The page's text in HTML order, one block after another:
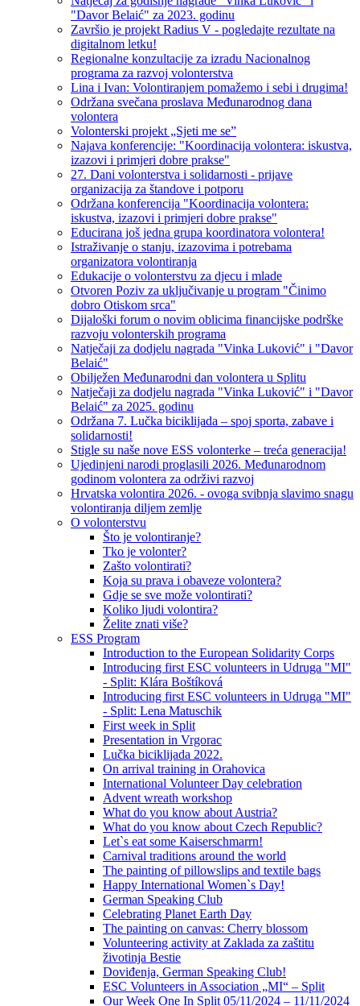
"Davor Belaić" za 2023. godinu
Završio je projekt Radius V - pogledajte rezultate na
digitalnom letku!
Regionalne konzultacije za izradu Nacionalnog
programa za razvoj volonterstva
Lina i Ivan: Volontiranjem pomažemo i sebi i drugima!
Održana svečana proslava Međunarodnog dana
volontera
Volonterski projekt „Sjeti me se”
Najava konferencije: "Koordinacija volontera: iskustva,
izazovi i primjeri dobre prakse"
27. Dani volonterstva i solidarnosti - prijave
organizacija za štandove i potporu
Održana konferencija "Koordinacija volontera:
iskustva, izazovi i primjeri dobre prakse"
Educirana još jedna grupa koordinatora volontera!
Istraživanje o stanju, izazovima i potrebama
organizatora volontiranja
Edukacije o volonterstvu za djecu i mlade
Otvoren Poziv za uključivanje u program "Činimo
dobro Otiskom srca"
Dijaloški forum o novim oblicima financijske podrške
razvoju volonterskih programa
Natječaji za dodjelu nagrada "Vinka Luković" i "Davor
Belaić"
Obilježen Međunarodni dan volontera u Splitu
Natječaji za dodjelu nagrada "Vinka Luković" i "Davor
Belaić" za 2025. godinu
Održana 7. Lučka biciklijada – spoj sporta, zabave i
solidarnosti!
Stigle su naše nove ESS volonterke – treća generacija!
Ujedinjeni narodi proglasili 2026. Međunarodnom
godinom volontera za održivi razvoj
Hrvatska volontira 2026. - ovoga svibnja slavimo snagu
volontiranja diljem zemlje
O volonterstvu
Što je volontiranje?
Tko je volonter?
Zašto volontirati?
Koja su prava i obaveze volontera?
Gdje se sve može volontirati?
Koliko ljudi volontira?
Želite znati više?
ESS Program
Introduction to the European Solidarity Corps
Introducing first ESC volunteers in Udruga "MI"
- Split: Klára Boštíková
Introducing first ESC volunteers in Udruga "MI"
- Split: Lena Matuschik
First week in Split
Presentation in Vrgorac
Lučka biciklijada 2022.
On arrival training in Orahovica
International Volunteer Day celebration
Advent wreath workshop
What do you know about Austria?
What do you know about Czech Republic?
Let`s eat some Kaiserschmarrn!
Carnival traditions around the world
The painting of pillowslips and textile bags
Happy International Women`s Day!
German Speaking Club
Celebrating Planet Earth Day
The painting on canvas: Cherry blossom
Volunteering activity at Zaklada za zaštitu
životinja Bestie
Doviđenja, German Speaking Club!
ESC Volunteers in Association „MI“ – Split
Our Week One In Split 05/11/2024 – 11/11/2024